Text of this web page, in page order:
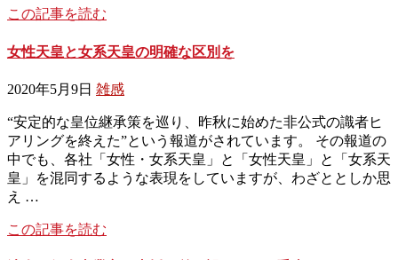
この記事を読む
女性天皇と女系天皇の明確な区別を
2020年5月9日 雑感
“安定的な皇位継承策を巡り、昨秋に始めた非公式の識者ヒ
アリングを終えた”という報道がされています。 その報道の
中でも、各社「女性・女系天皇」と「女性天皇」と「女系天
皇」を混同するような表現をしていますが、わざととしか思
え …
この記事を読む